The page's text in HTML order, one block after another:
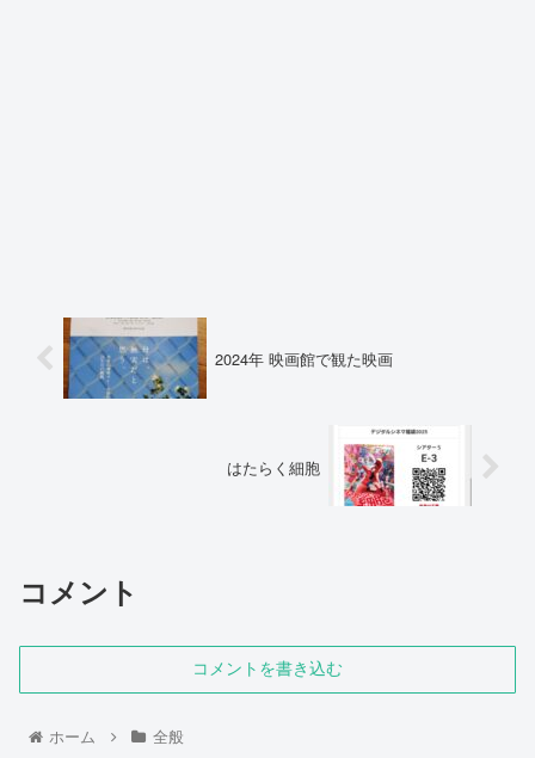
2024年 映画館で観た映画
はたらく細胞
コメント
コメントを書き込む
ホーム 全般